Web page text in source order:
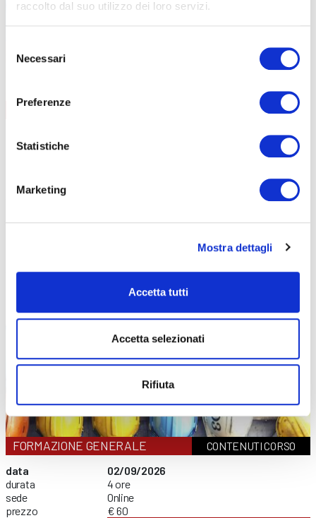
raccolto dal suo utilizzo dei loro servizi.
delNecessari
Preferenze
Statistiche
Marketing
Mostra dettagli
Accetta tutti
Accetta selezionati
Rifiuta
AGGIORNAMENTO
CONTENUTI CORSO
durata
DETTAGLI E ISCRIZIONE
durata
6 ore
FORMAZIONE GENERALE
CONTENUTI CORSO
data
durata
sede
prezzo
02/09/2026
4 ore
Online
€ 60